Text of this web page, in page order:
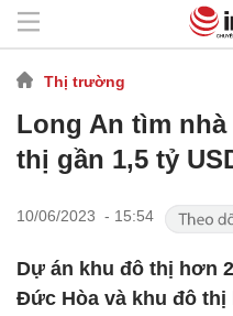
Thị trường
Long An tìm
thị gần 1,5 tỷ
10/06/2023 - 15:54
Dự án khu đô thị hơn
Đức Hòa và khu đô thị